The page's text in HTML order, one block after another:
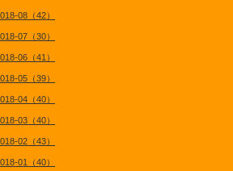
08（42）
07（30）
06（41）
05（39）
04（40）
03（40）
02（43）
01（40）